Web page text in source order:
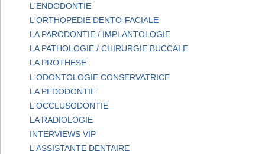
L'ENDODONTIE
L'ORTHOPEDIE DENTO-FACIALE
LA PARODONTIE / IMPLANTOLOGIE
LA PATHOLOGIE / CHIRURGIE BUCCALE
LA PROTHESE
L'ODONTOLOGIE CONSERVATRICE
LA PEDODONTIE
L'OCCLUSODONTIE
LA RADIOLOGIE
INTERVIEWS VIP
L'ASSISTANTE DENTAIRE